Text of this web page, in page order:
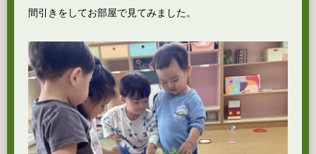
間引きをしてお部屋で見てみました。